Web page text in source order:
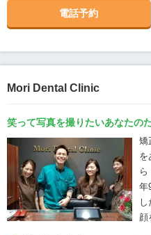
電話予約
Mori Dental Clinic
笑って写真を撮りたいあなたの
矯
を
年
顔